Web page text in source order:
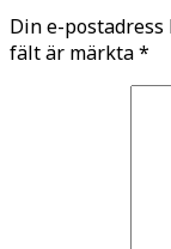
Din e-
fält är märkta*